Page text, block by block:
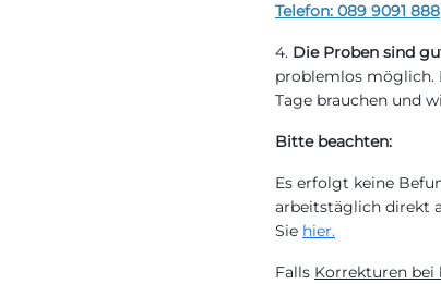
Telefon: 089 9091 888
4. Die Proben sind
problemlos möglich.
Tage brauchen und
Bitte beachten:
Es erfolgt keine
arbeitstäglich direkt
Sie hier.
Falls Korrekturen bei